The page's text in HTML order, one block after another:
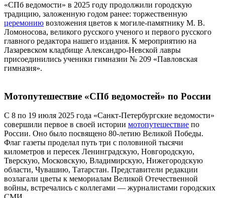
«СПб ведомости» в 2025 году продолжили городскую
традицию, заложенную годом ранее: торжественную
церемонию возложения цветов к могиле-памятнику М. В.
Ломоносова, великого русского ученого и первого русского
главного редактора нашего издания. К мероприятию на
Лазаревском кладбище Александро-Невской лавры
присоединились ученики гимназии № 209 «Павловская
гимназия».
Мотопутешествие «СПб ведомостей» по России
С 8 по 19 июля 2025 года «Санкт-Петербургские ведомости»
совершили первое в своей истории мотопутешествие по
России. Оно было посвящено 80-летию Великой Победы.
Флаг газеты проделал путь три с половиной тысячи
километров и пересек Ленинградскую, Новгородскую,
Тверскую, Московскую, Владимирскую, Нижегородскую
области, Чувашию, Татарстан. Представители редакции
возлагали цветы к мемориалам Великой Отечественной
войны, встречались с коллегами — журналистами городских